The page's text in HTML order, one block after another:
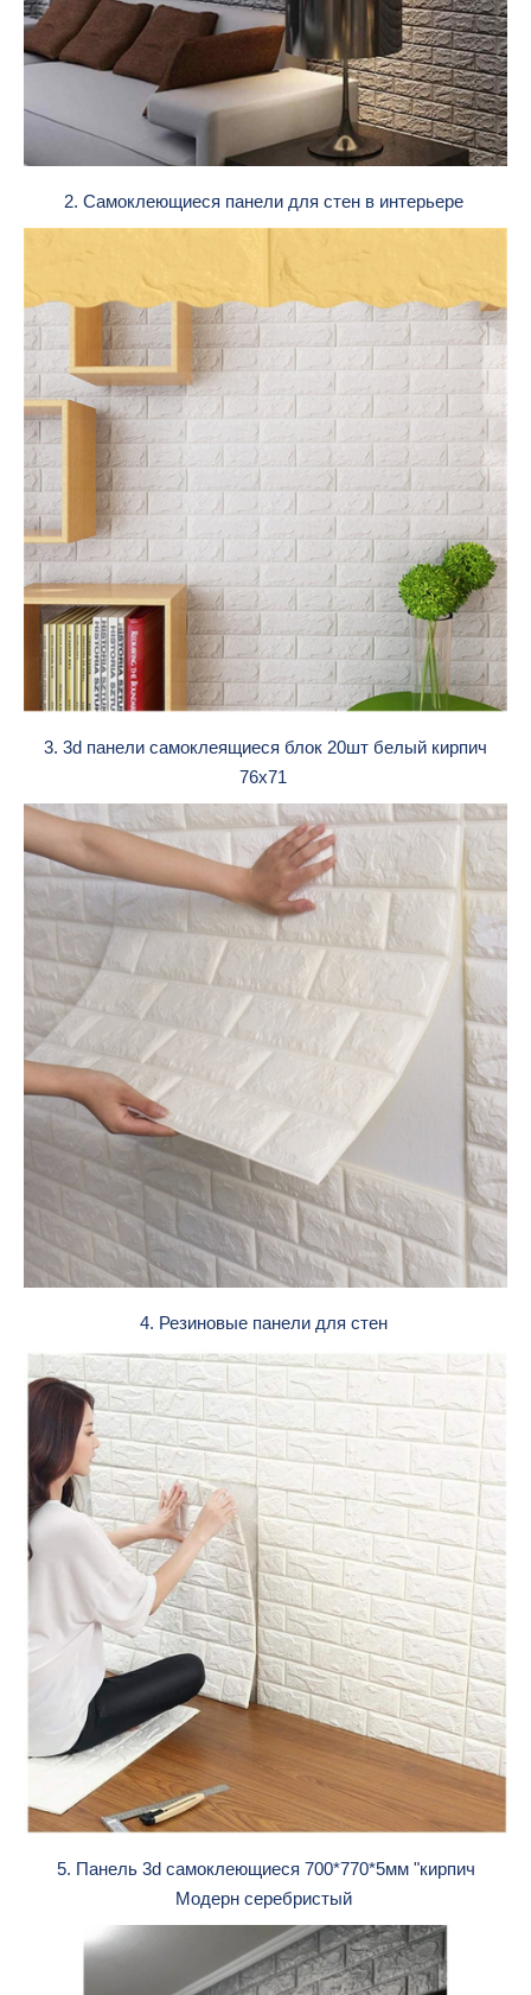
2. Самоклеющиеся панели для стен в интерьере
3. 3d панели самоклеящиеся блок 20шт белый кирпич
76х71
4. Резиновые панели для стен
5. Панель 3d cамоклеющиеся 700*770*5мм "кирпич
Модерн серебристый